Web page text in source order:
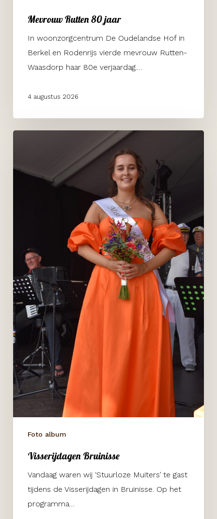
Mevrouw Rutten 80 jaar
In woonzorgcentrum De Oudelandse Hof in
Berkel en Rodenrijs vierde mevrouw Rutten-
Waasdorp haar 80e verjaardag.…
4 augustus 2026
Foto album
Visserijdagen Bruinisse
Vandaag waren wij ‘Stuurloze Muiters’ te gast
tijdens de Visserijdagen in Bruinisse. Op het
programma…